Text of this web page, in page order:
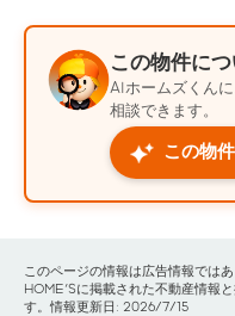
この物件に
AIホームズくん
相談できます。
この物
このページの情報は広告情報では
HOME'Sに掲載された不動産情報
す。情報更新日: 2026/7/15